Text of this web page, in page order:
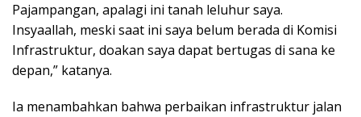
Pajampangan, apalagi ini tanah leluhur saya.
Insyaallah, meski saat ini saya belum berada di Komisi
Infrastruktur, doakan saya dapat bertugas di sana ke
depan,” katanya.
Ia menambahkan bahwa perbaikan infrastruktur jalan